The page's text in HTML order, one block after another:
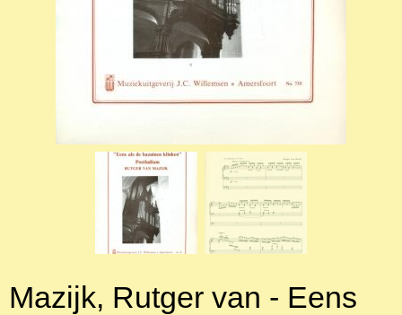
Mazijk, Rutger van - Eens